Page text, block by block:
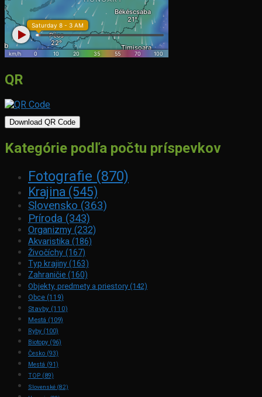
QR
Download QR Code
Kategórie podľa počtu príspevkov
Fotografie (870)
Krajina (545)
Slovensko (363)
Príroda (343)
Organizmy (232)
Akvaristika (186)
Živočíchy (167)
Typ krajiny(163)
Zahraničie (160)
Objekty, predmety a priestory (142)
Obce (119)
Stavby (110)
Mestá (109)
Ryby (100)
Biotopy (96)
Česko (93)
Mestá (91)
TOP (89)
Slovenské (82)